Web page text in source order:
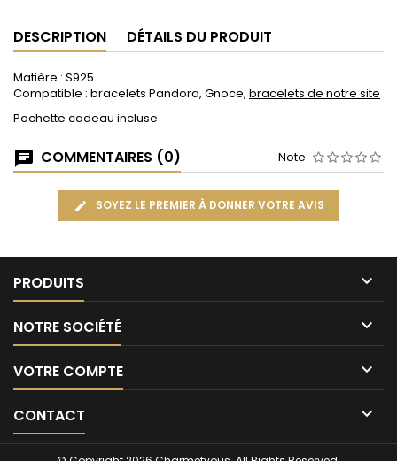
DESCRIPTION DÉTAILS DU PRODUIT
Matière : S925
Compatible : bracelets Pandora, Gnoce, bracelets de notre site
Pochette cadeau incluse
COMMENTAIRES (0) Note
SOYEZ LE PREMIER À DONNER VOTRE AVIS
PRODUITS 
NOTRE SOCIÉTÉ 
VOTRE COMPTE 
CONTACT 